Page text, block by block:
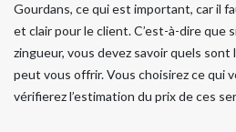
Gourdans, ce qui est important, car il
et clair pour le client. C’est-à-dire que
zingueur, vous devez savoir quels sont
peut vous offrir. Vous choisirez ce qui
vérifierez l’estimation du prix de ces